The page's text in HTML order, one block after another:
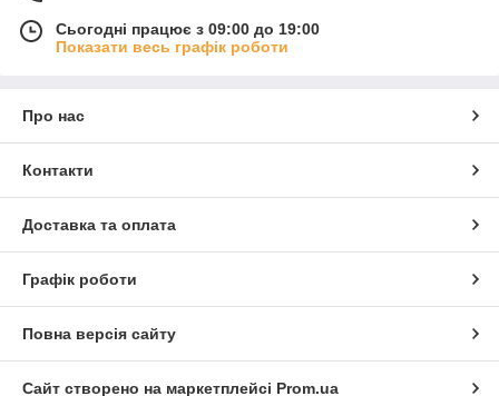
Сьогодні працює з 09:00 до 19:00
Показати весь графік роботи
Про нас
Контакти
Доставка та оплата
Графік роботи
Повна версія сайту
Сайт створено на маркетплейсі Prom.ua